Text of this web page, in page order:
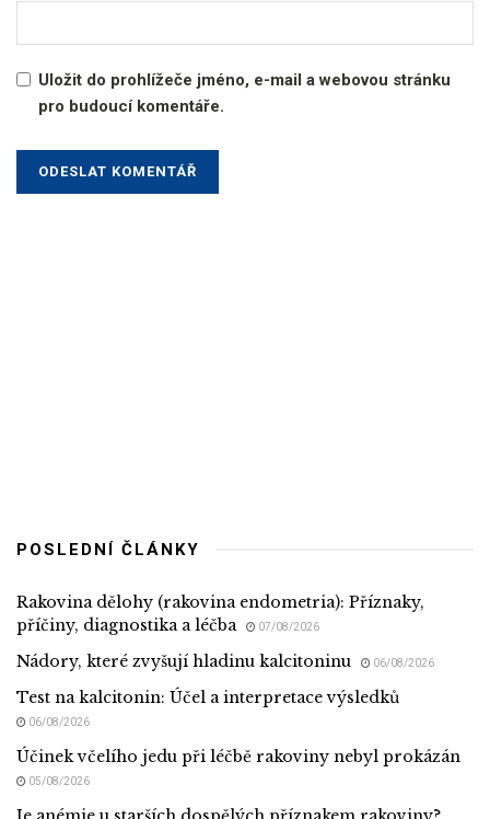
Uložit do prohlížeče jméno, e-mail a webovou stránku
pro budoucí komentáře.
POSLEDNÍ ČLÁNKY
Rakovina dělohy (rakovina endometria): Příznaky,
příčiny, diagnostika a léčba
07/08/2026
Nádory, které zvyšují hladinu kalcitoninu 06/08/2026
Test na kalcitonin: Účel a interpretace výsledků
06/08/2026
Účinek včelího jedu při léčbě rakoviny nebyl prokázán
05/08/2026